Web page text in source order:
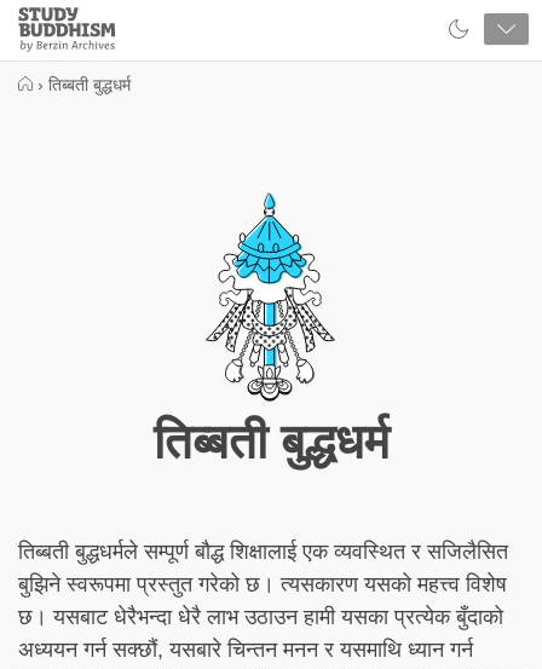
Close
Study
Buddhism
› तिब्बती बुद्धधर्म
तिब्बती बुद्धधर्म
तिब्बती बुद्धधर्मले सम्पूर्ण बौद्ध शिक्षालाई एक व्यवस्थित र सजिलैसित
बुझिने स्वरूपमा प्रस्तुत गरेको छ। त्यसकारण यसको महत्त्व विशेष
छ। यसबाट धेरैभन्दा धेरै लाभ उठाउन हामी यसका प्रत्येक बुँदाको
अध्ययन गर्न सक्छौं, यसबारे चिन्तन मनन र यसमाथि ध्यान गर्न